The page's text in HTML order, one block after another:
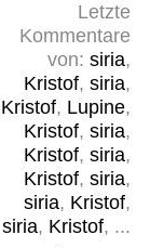
Letzte
Kommentare
von: siria,
Kristof, siria,
Kristof, Lupine,
Kristof, siria,
Kristof, siria,
Kristof, siria,
siria, Kristof,
siria, Kristof, ...